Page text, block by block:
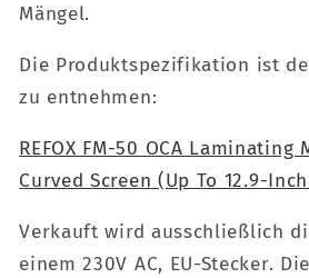
Mängel.
Die Produktspezifikation ist
zu entnehmen:
REFOX FM-50 OCA Laminating
Curved Screen (Up To 12.9-
Verkauft wird ausschließlich
einem 230V AC, EU-Stecker.